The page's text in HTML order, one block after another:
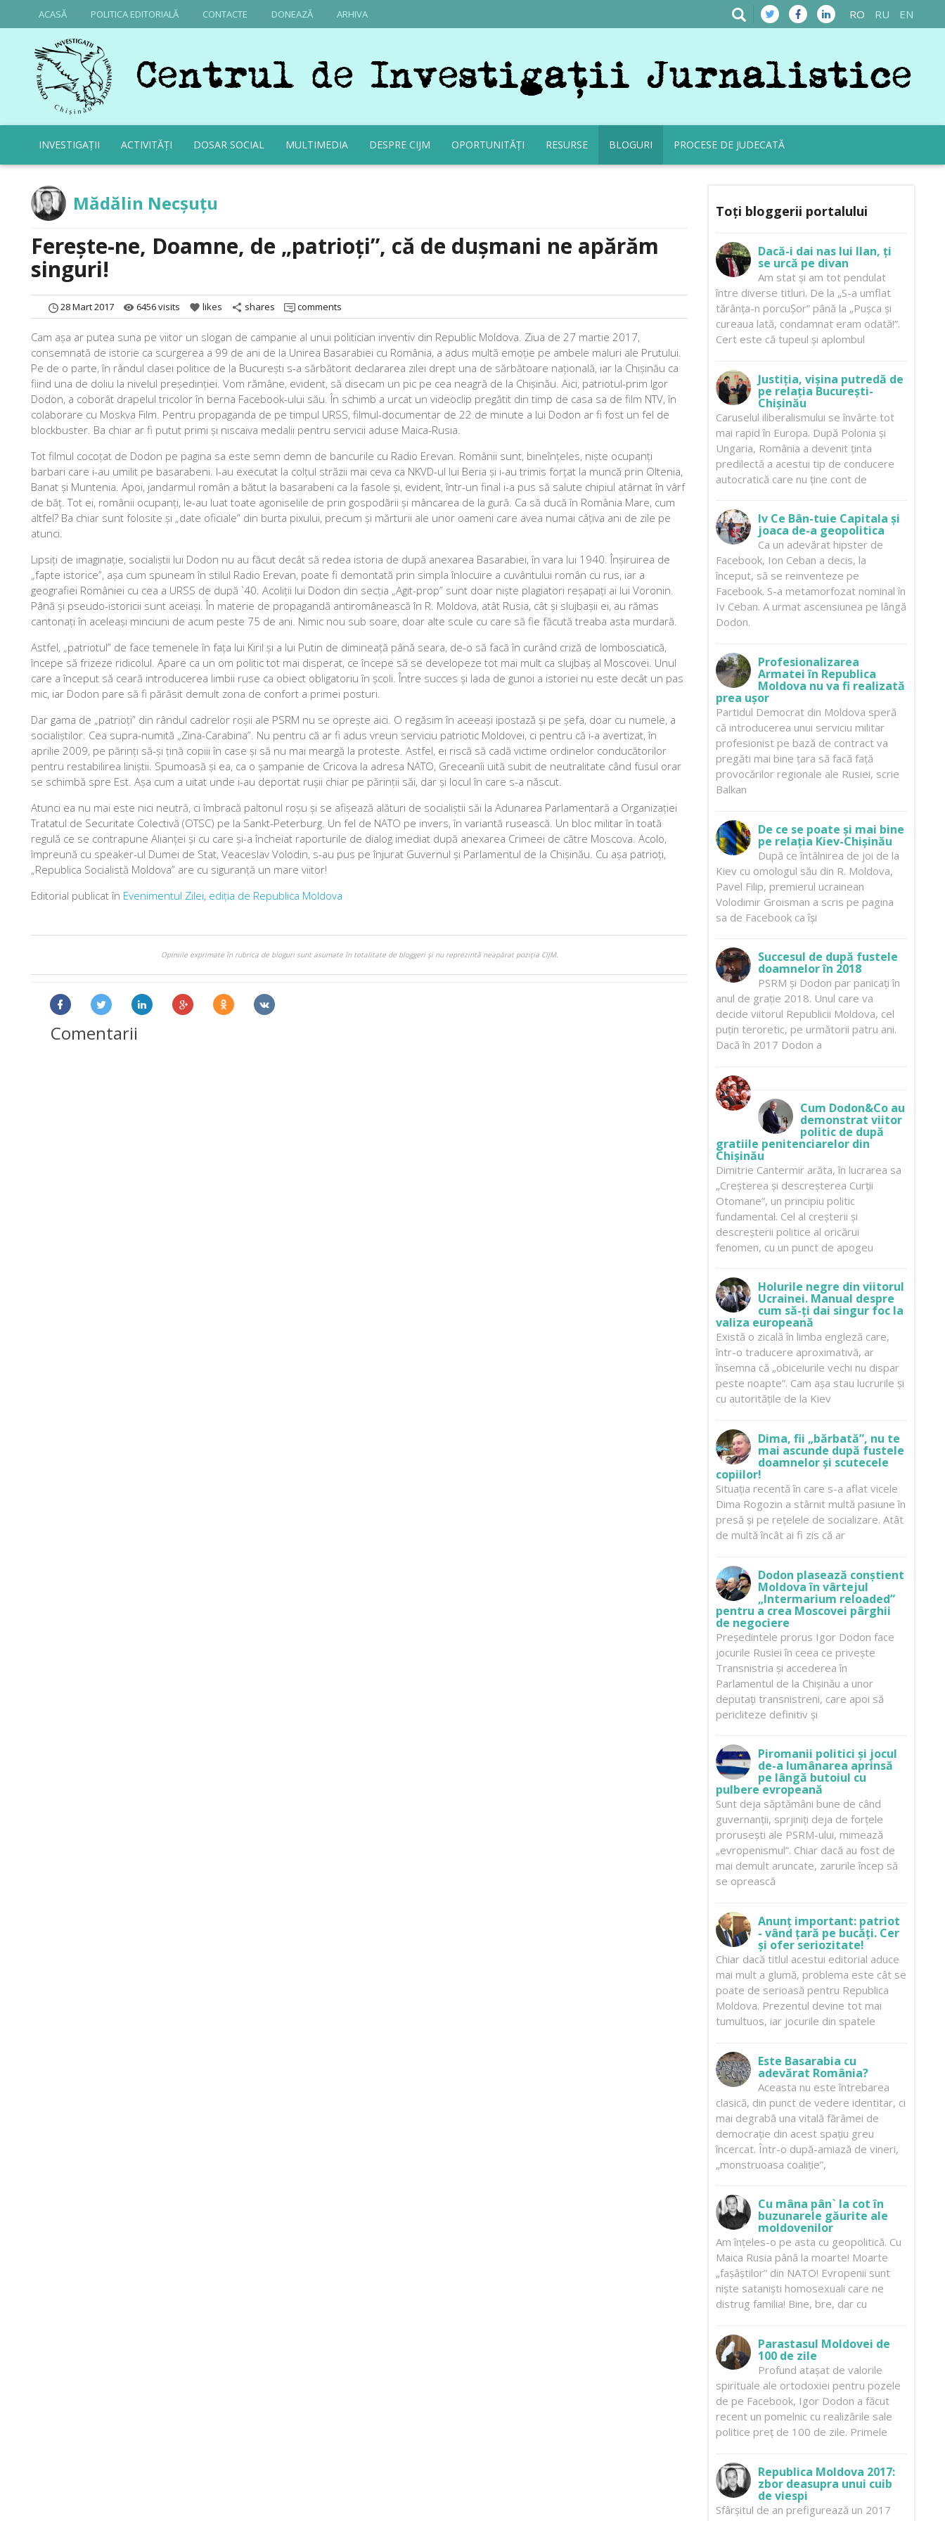
ACASĂ POLITICA EDITORIALĂ CONTACTE DONEAZĂ ARHIVA RO RU EN
INVESTIGAȚII ACTIVITĂȚI DOSAR SOCIAL MULTIMEDIA DESPRE CIJM OPORTUNITĂȚI RESURSE BLOGURI PROCESE DE JUDECATĂ
Mădălin Necșuțu
Ferește-ne, Doamne, de „patrioți”, că de dușmani ne apărăm
singuri!
28 Mart 2017 remove_red_eye 6456 visits favorite likes share shares comments
Cam așa ar putea suna pe viitor un slogan de campanie al unui politician inventiv din Republic Moldova. Ziua de 27 martie 2017,
consemnată de istorie ca scurgerea a 99 de ani de la Unirea Basarabiei cu România, a adus multă emoție pe ambele maluri ale Prutului.
Pe de o parte, în rândul clasei politice de la București s-a sărbătorit declararea zilei drept una de sărbătoare națională, iar la Chișinău ca
fiind una de doliu la nivelul președinției. Vom rămâne, evident, să disecam un pic pe cea neagră de la Chișinău. Aici, patriotul-prim Igor
Dodon, a coborât drapelul tricolor în berna Facebook-ului său. În schimb a urcat un videoclip pregătit din timp de casa sa de film NTV, în
colaborare cu Moskva Film. Pentru propaganda de pe timpul URSS, filmul-documentar de 22 de minute a lui Dodon ar fi fost un fel de
blockbuster. Ba chiar ar fi putut primi și niscaiva medalii pentru servicii aduse Maica-Rusia.
Tot filmul cocoțat de Dodon pe pagina sa este semn demn de bancurile cu Radio Erevan. Românii sunt, bineînțeles, niște ocupanți
barbari care i-au umilit pe basarabeni. I-au executat la colțul străzii mai ceva ca NKVD-ul lui Beria și i-au trimis forțat la muncă prin Oltenia,
Banat și Muntenia. Apoi, jandarmul român a bătut la basarabeni ca la fasole și, evident, într-un final i-a pus să salute chipiul atârnat în vârf
de băț. Tot ei, românii ocupanți, le-au luat toate agoniselile de prin gospodării și mâncarea de la gură. Ca să ducă în România Mare, cum
altfel? Ba chiar sunt folosite și „date oficiale” din burta pixului, precum și mărturii ale unor oameni care avea numai câțiva ani de zile pe
atunci.
Lipsiți de imaginație, socialiștii lui Dodon nu au făcut decât să redea istoria de după anexarea Basarabiei, în vara lui 1940. Înșiruirea de
„fapte istorice”, așa cum spuneam în stilul Radio Erevan, poate fi demontată prin simpla înlocuire a cuvântului român cu rus, iar a
geografiei României cu cea a URSS de după `40. Acoliții lui Dodon din secția „Agit-prop” sunt doar niște plagiatori reșapați ai lui Voronin.
Până și pseudo-istoricii sunt aceiași. În materie de propagandă antiromânească în R. Moldova, atât Rusia, cât și slujbașii ei, au rămas
cantonați în aceleași minciuni de acum peste 75 de ani. Nimic nou sub soare, doar alte scule cu care să fie făcută treaba asta murdară.
Astfel, „patriotul” de face temenele în fața lui Kiril și a lui Putin de dimineață până seara, de-o să facă în curând criză de lombosciatică,
începe să frizeze ridicolul. Apare ca un om politic tot mai disperat, ce începe să se developeze tot mai mult ca slujbaș al Moscovei. Unul
care a început să ceară introducerea limbii ruse ca obiect obligatoriu în școli. Între succes și lada de gunoi a istoriei nu este decât un pas
mic, iar Dodon pare să fi părăsit demult zona de confort a primei posturi.
Dar gama de „patrioți” din rândul cadrelor roșii ale PSRM nu se oprește aici. O regăsim în aceeași ipostază și pe șefa, doar cu numele, a
socialiștilor. Cea supra-numită „Zina-Carabina”. Nu pentru că ar fi adus vreun serviciu patriotic Moldovei, ci pentru că i-a avertizat, în
aprilie 2009, pe părinți să-și țină copiii în case și să nu mai meargă la proteste. Astfel, ei riscă să cadă victime ordinelor conducătorilor
pentru restabilirea liniștii. Spumoasă și ea, ca o șampanie de Cricova la adresa NATO, Greceanîi uită subit de neutralitate când fusul orar
se schimbă spre Est. Așa cum a uitat unde i-au deportat rușii chiar pe părinții săi, dar și locul în care s-a născut.
Atunci ea nu mai este nici neutră, ci îmbracă paltonul roșu și se afișează alături de socialiștii săi la Adunarea Parlamentară a Organizației
Tratatul de Securitate Colectivă (OTSC) pe la Sankt-Peterburg. Un fel de NATO pe invers, în variantă rusească. Un bloc militar în toată
regulă ce se contrapune Alianței și cu care și-a încheiat raporturile de dialog imediat după anexarea Crimeei de către Moscova. Acolo,
împreună cu speaker-ul Dumei de Stat, Veaceslav Volodin, s-au pus pe înjurat Guvernul și Parlamentul de la Chișinău. Cu așa patrioți,
„Republica Socialistă Moldova” are cu siguranță un mare viitor!
Editorial publicat în Evenimentul Zilei, ediția de Republica Moldova
Opiniile exprimate în rubrica de bloguri sunt asumate în totalitate de bloggeri şi nu reprezintă neapărat poziţia CIJM.
Comentarii
Toți bloggerii portalului
Dacă-i dai nas lui Ilan, ți
se urcă pe divan
Am stat și am tot pendulat
între diverse titluri. De la „S-a umflat
tărânța-n porcuȘor” până la „Pușca și
cureaua lată, condamnat eram odată!”.
Cert este că tupeul și aplombul
Justiția, vișina putredă de
pe relația București-
Chișinău
Caruselul iliberalismului se învârte tot
mai rapid în Europa. După Polonia și
Ungaria, România a devenit ținta
predilectă a acestui tip de conducere
autocratică care nu ține cont de
Iv Ce Bân-tuie Capitala și
joaca de-a geopolitica
Ca un adevărat hipster de
Facebook, Ion Ceban a decis, la
început, să se reinventeze pe
Facebook. S-a metamorfozat nominal în
Iv Ceban. A urmat ascensiunea pe lângă
Dodon.
Profesionalizarea
Armatei în Republica
Moldova nu va fi realizată
prea ușor
Partidul Democrat din Moldova speră
că introducerea unui serviciu militar
profesionist pe bază de contract va
pregăti mai bine țara să facă față
provocărilor regionale ale Rusiei, scrie
Balkan
De ce se poate și mai bine
pe relația Kiev-Chișinău
După ce întâlnirea de joi de la
Kiev cu omologul său din R. Moldova,
Pavel Filip, premierul ucrainean
Volodimir Groisman a scris pe pagina
sa de Facebook ca își
Succesul de după fustele
doamnelor în 2018
PSRM și Dodon par panicați în
anul de grație 2018. Unul care va
decide viitorul Republicii Moldova, cel
puțin teroretic, pe următorii patru ani.
Dacă în 2017 Dodon a
Cum Dodon&Co au
demonstrat viitor
politic de după
gratiile penitenciarelor din
Chișinău
Dimitrie Cantermir arăta, în lucrarea sa
„Creșterea și descreșterea Curții
Otomane”, un principiu politic
fundamental. Cel al creșterii și
descreșterii politice al oricărui
fenomen, cu un punct de apogeu
Holurile negre din viitorul
Ucrainei. Manual despre
cum să-ți dai singur foc la
valiza europeană
Există o zicală în limba engleză care,
într-o traducere aproximativă, ar
însemna că „obiceiurile vechi nu dispar
peste noapte”. Cam așa stau lucrurile și
cu autoritățile de la Kiev
Dima, fii „bărbată”, nu te
mai ascunde după fustele
doamnelor și scutecele
copiilor!
Situația recentă în care s-a aflat vicele
Dima Rogozin a stârnit multă pasiune în
presă și pe rețelele de socializare. Atât
de multă încât ai fi zis că ar
Dodon plasează conștient
Moldova în vârtejul
„Intermarium reloaded”
pentru a crea Moscovei pârghii
de negociere
Președintele prorus Igor Dodon face
jocurile Rusiei în ceea ce privește
Transnistria și accederea în
Parlamentul de la Chișinău a unor
deputați transnistreni, care apoi să
pericliteze definitiv și
Piromanii politici și jocul
de-a lumânarea aprinsă
pe lângă butoiul cu
pulbere evropeană
Sunt deja săptămâni bune de când
guvernanții, sprjiniți deja de forțele
prorusești ale PSRM-ului, mimează
„evropenismul”. Chiar dacă au fost de
mai demult aruncate, zarurile încep să
se oprească
Anunț important: patriot
- vând țară pe bucăți. Cer
și ofer seriozitate!
Chiar dacă titlul acestui editorial aduce
mai mult a glumă, problema este cât se
poate de serioasă pentru Republica
Moldova. Prezentul devine tot mai
tumultuos, iar jocurile din spatele
Este Basarabia cu
adevărat România?
Aceasta nu este întrebarea
clasică, din punct de vedere identitar, ci
mai degrabă una vitală fărâmei de
democrație din acest spațiu greu
încercat. Într-o după-amiază de vineri,
„monstruoasa coaliție”,
Cu mâna pân` la cot în
buzunarele găurite ale
moldovenilor
Am înțeles-o pe asta cu geopolitică. Cu
Maica Rusia până la moarte! Moarte
„fașâștilor” din NATO! Evropenii sunt
niște sataniști homosexuali care ne
distrug familia! Bine, bre, dar cu
Parastasul Moldovei de
100 de zile
Profund atașat de valorile
spirituale ale ortodoxiei pentru pozele
de pe Facebook, Igor Dodon a făcut
recent un pomelnic cu realizările sale
politice preț de 100 de zile. Primele
Republica Moldova 2017:
zbor deasupra unui cuib
de viespi
Sfârșitul de an prefigurează un 2017